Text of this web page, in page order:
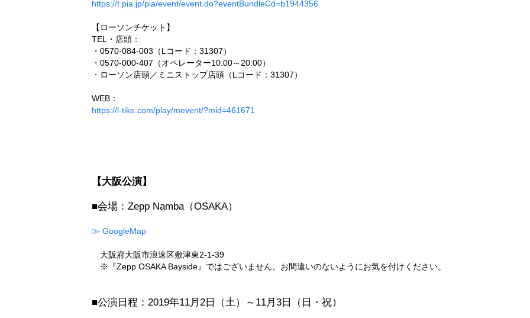
https://t.pia.jp/pia/event/event.do?eventBundleCd=b1944356
【ローソンチケット】
TEL・店頭：
・0570-084-003（Lコード：31307）
・0570-000-407（オペレーター10:00～20:00）
・ローソン店頭／ミニストップ店頭（Lコード：31307）
WEB：
https://l-tike.com/play/mevent/?mid=461671
【大阪公演】
■会場：Zepp Namba（OSAKA）
≫ GoogleMap
大阪府大阪市浪速区敷津東2-1-39
※『Zepp OSAKA Bayside』ではございません。お間違いのないようにお気を付けください。
■公演日程：2019年11月2日（土）～11月3日（日・祝）